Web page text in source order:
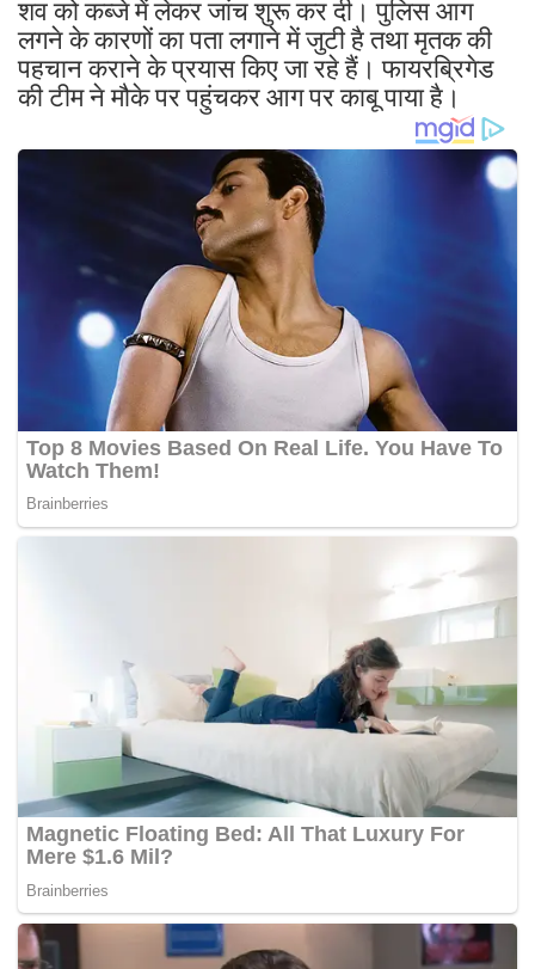
शव को कब्जे में लेकर जांच शुरू कर दी। पुलिस आग
लगने के कारणों का पता लगाने में जुटी है तथा मृतक की
पहचान कराने के प्रयास किए जा रहे हैं। फायरब्रिगेड
की टीम ने मौके पर पहुंचकर आग पर काबू पाया है।